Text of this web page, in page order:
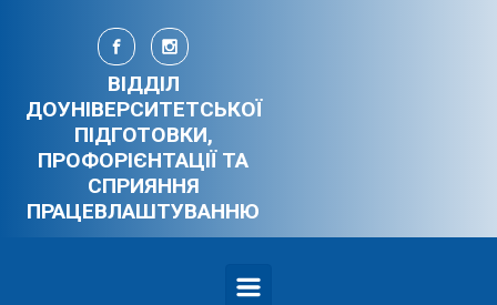
Skip to main content
ВІДДІЛ
ДОУНІВЕРСИТЕТСЬКОЇ
ПІДГОТОВКИ,
ПРОФОРІЄНТАЦІЇ ТА
СПРИЯННЯ
ПРАЦЕВЛАШТУВАННЮ